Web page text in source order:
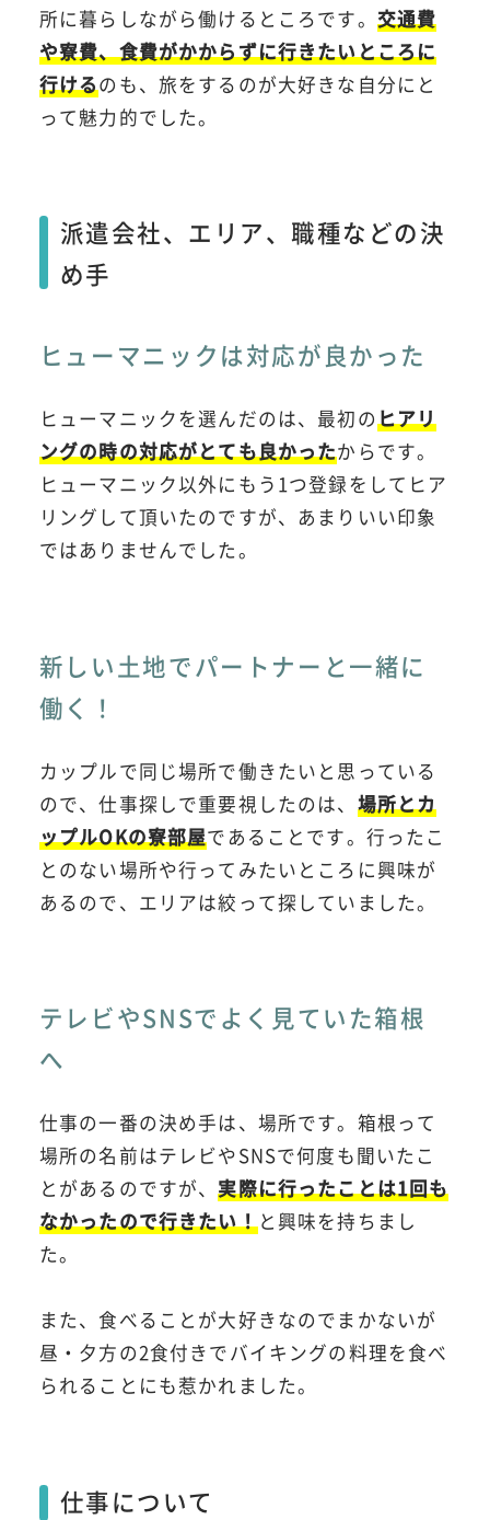
所に暮らしながら働けるところです。 交通費
や寮費、食費がかからずに行きたいところに
行けるのも、旅をするのが大好きな自分にと
って魅力的でした。
派遣会社、エリア、職種などの決
め手
ヒューマニックは対応が良かった
ヒューマニックを選んだのは、最初のヒアリ
ングの時の対応がとても良かったからです。
ヒューマニック以外にもう1つ登録をしてヒア
リングして頂いたのですが、あまりいい印象
ではありませんでした。
新しい土地でパートナーと一緒に
働く！
カップルで同じ場所で働きたいと思っている
ので、仕事探しで重要視したのは、 場所とカ
ップルOKの寮部屋であることです。行ったこ
とのない場所や行ってみたいところに興味が
あるので、エリアは絞って探していました。
テレビやSNSでよく見ていた箱根
へ
仕事の一番の決め手は、場所です。箱根って
場所の名前はテレビやSNSで何度も聞いたこ
とがあるのですが、実際に行ったことは1回も
なかったので行きたい！と興味を持ちまし
た。
また、食べることが大好きなのでまかないが
昼・夕方の2食付きでバイキングの料理を食べ
られることにも惹かれました。
仕事について